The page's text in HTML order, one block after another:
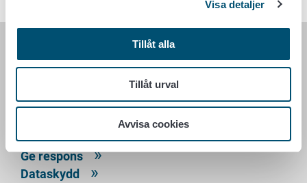
Visa detaljer
Tillåt alla
Tillåt urval
Avvisa cookies
LIVSMEDELSVERKET
00027 LIVSMEDELSVERKET
Kontaktuppgifter
Ge respons
Dataskydd